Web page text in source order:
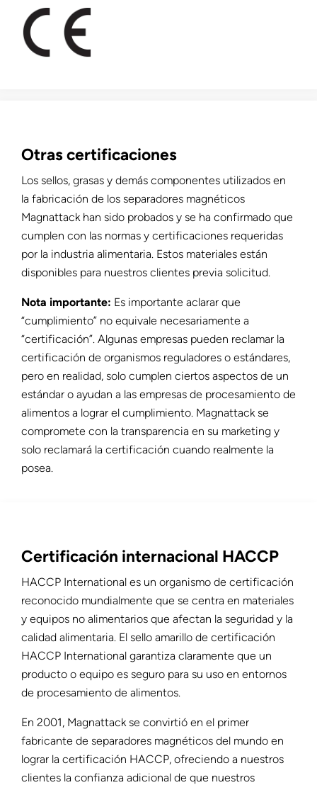
Otras certificaciones
Los sellos, grasas y demás componentes utilizados en
la fabricación de los separadores magnéticos
Magnattack han sido probados y se ha confirmado que
cumplen con las normas y certificaciones requeridas
por la industria alimentaria. Estos materiales están
disponibles para nuestros clientes previa solicitud.
Nota importante: Es importante aclarar que
“cumplimiento” no equivale necesariamente a
“certificación”. Algunas empresas pueden reclamar la
certificación de organismos reguladores o estándares,
pero en realidad, solo cumplen ciertos aspectos de un
estándar o ayudan a las empresas de procesamiento de
alimentos a lograr el cumplimiento. Magnattack se
compromete con la transparencia en su marketing y
solo reclamará la certificación cuando realmente la
posea.
Certificación internacional HACCP
HACCP International es un organismo de certificación
reconocido mundialmente que se centra en materiales
y equipos no alimentarios que afectan la seguridad y la
calidad alimentaria. El sello amarillo de certificación
HACCP International garantiza claramente que un
producto o equipo es seguro para su uso en entornos
de procesamiento de alimentos.
En 2001, Magnattack se convirtió en el primer
fabricante de separadores magnéticos del mundo en
lograr la certificación HACCP, ofreciendo a nuestros
clientes la confianza adicional de que nuestros